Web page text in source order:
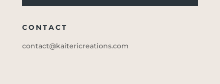
CONTACT
contact@kaitericreations.com